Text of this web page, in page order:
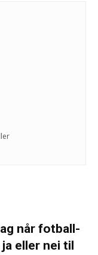
når fotball-
eller nei til